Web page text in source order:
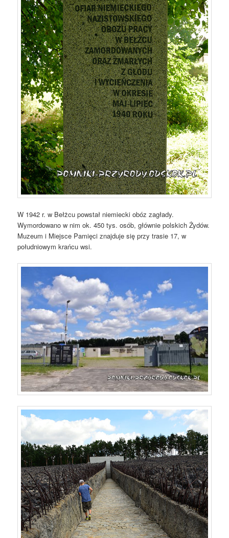
W 1942 r. w Bełżcu powstał niemiecki obóz zagłady.
Wymordowano w nim ok. 450 tys. osób, głównie polskich Żydów.
Muzeum i Miejsce Pamięci znajduje się przy trasie 17, w
południowym krańcu wsi.